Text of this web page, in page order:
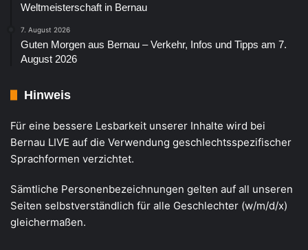
Weltmeisterschaft in Bernau
7. August 2026
Guten Morgen aus Bernau – Verkehr, Infos und Tipps am 7.
August 2026
Hinweis
Für eine bessere Lesbarkeit unserer Inhalte wird bei
Bernau LIVE auf die Verwendung geschlechtsspezifischer
Sprachformen verzichtet.
Sämtliche Personenbezeichnungen gelten auf all unseren
Seiten selbstverständlich für alle Geschlechter (w/m/d/x)
gleichermaßen.